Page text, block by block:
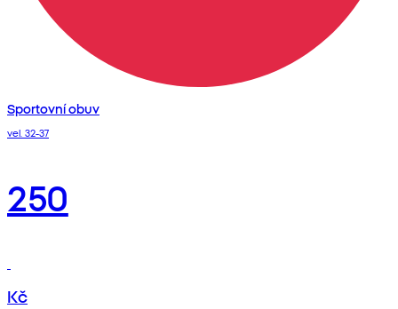
Sportovní obuv
vel. 32-37
250
Kč